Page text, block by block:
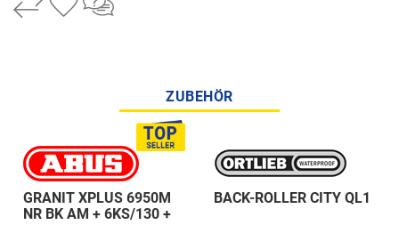
ZUBEHÖR
GRANIT XPLUS 6950M
NR BK AM + 6KS/130 +
BACK-ROLLER CITY QL1